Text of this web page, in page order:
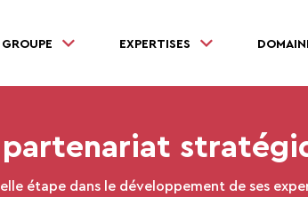
GROUPE EXPERTISES
étape dans le développement de ses